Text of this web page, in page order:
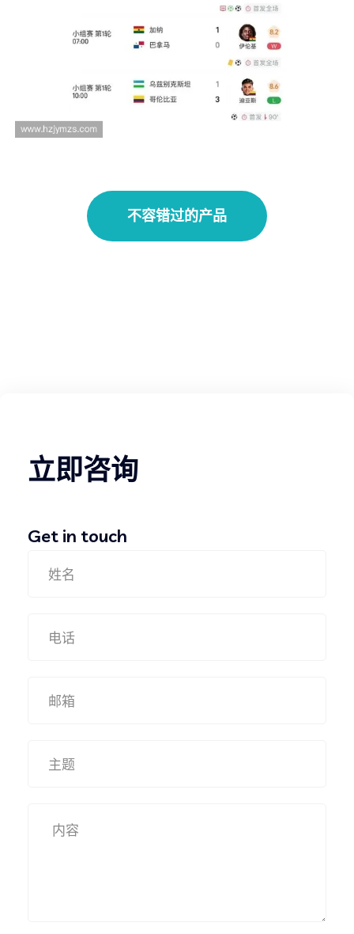
2026世界杯赛果汇总：已结束比赛结果一览
不容错过的产品
立即咨询
Get in touch